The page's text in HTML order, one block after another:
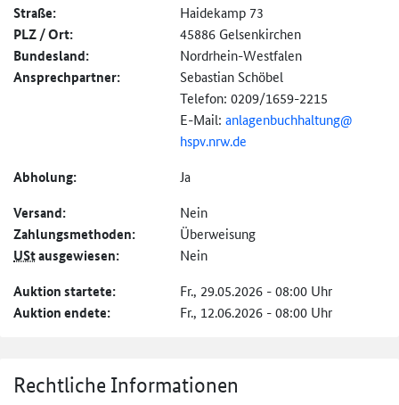
Straße: Haidekamp 73
PLZ / Ort: 45886 Gelsenkirchen
Bundesland: Nordrhein-Westfalen
Ansprechpartner:
Sebastian Schöbel
Telefon: 0209/1659-2215
E-Mail: anlagenbuchhaltung@
hspv.nrw.de
Abholung: Ja
Versand: Nein
Zahlungs­methoden: Überweisung
UStausgewiesen: Nein
Auktion startete: Fr., 29.05.2026 - 08:00 Uhr
Auktion endete: Fr., 12.06.2026 - 08:00 Uhr
Rechtliche Informationen